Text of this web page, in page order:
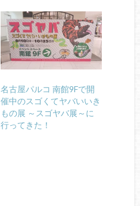
名古屋パルコ 南館9Fで開
催中のスゴくてヤバいいき
もの展 ～スゴヤバ展～に
行ってきた！